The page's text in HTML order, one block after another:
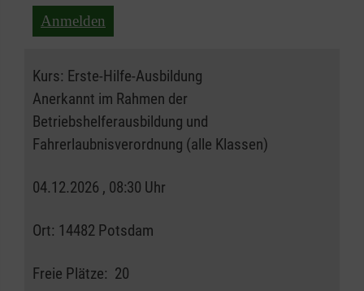
Anmelden
Kurs: Erste-Hilfe-Ausbildung
Anerkannt im Rahmen der
Betriebshelferausbildung und
Fahrerlaubnisverordnung (alle Klassen)
04.12.2026 , 08:30 Uhr
Ort: 14482 Potsdam
Freie Plätze: 20